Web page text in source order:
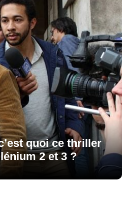
quoi ce thriller
2 et 3 ?